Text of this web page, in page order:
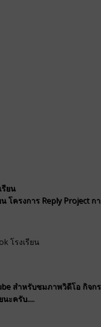
ยน
โครงการ Reply Project
สำหรับชมภาพวิดีโอ กิจก
ะครับ.....